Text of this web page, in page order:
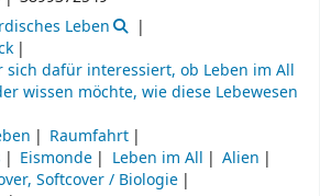
Leben
sich dafür interessiert, ob Leben im All
wissen möchte, wie diese Lebewesen
Raumfahrt
Eismonde Leben im All
Alien
Softcover / Biologie